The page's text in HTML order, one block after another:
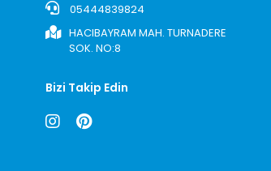
05444839824
HACIBAYRAM MAH. TURNADERE
SOK. NO:8
Bizi Takip Edin